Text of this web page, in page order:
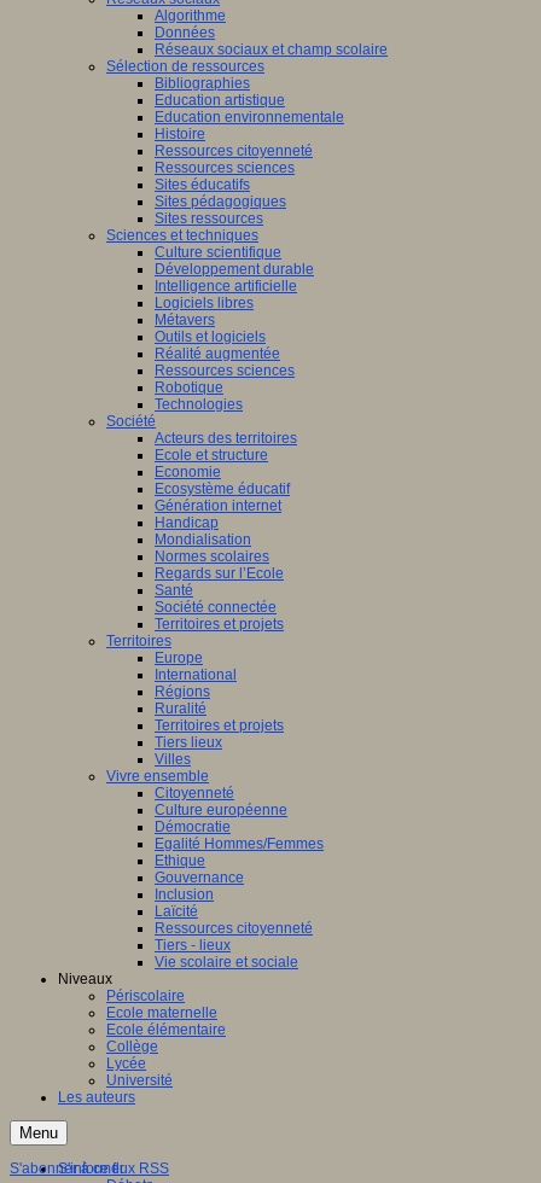
Algorithme
Données
Réseaux sociaux et champ scolaire
Sélection de ressources
Bibliographies
Education artistique
Education environnementale
Histoire
Ressources citoyenneté
Ressources sciences
Sites éducatifs
Sites pédagogiques
Sites ressources
Sciences et techniques
Culture scientifique
Développement durable
Intelligence artificielle
Logiciels libres
Métavers
Outils et logiciels
Réalité augmentée
Ressources sciences
Robotique
Technologies
Société
Acteurs des territoires
Ecole et structure
Economie
Ecosystème éducatif
Génération internet
Handicap
Mondialisation
Normes scolaires
Regards sur l’Ecole
Santé
Société connectée
Territoires et projets
Territoires
Europe
International
Régions
Ruralité
Territoires et projets
Tiers lieux
Villes
Vivre ensemble
Citoyenneté
Culture européenne
Démocratie
Egalité Hommes/Femmes
Ethique
Gouvernance
Inclusion
Laïcité
Ressources citoyenneté
Tiers - lieux
Vie scolaire et sociale
Niveaux
Périscolaire
Ecole maternelle
Ecole élémentaire
Collège
Lycée
Université
Les auteurs
Menu
S'informer
S'abonner à ce flux RSS